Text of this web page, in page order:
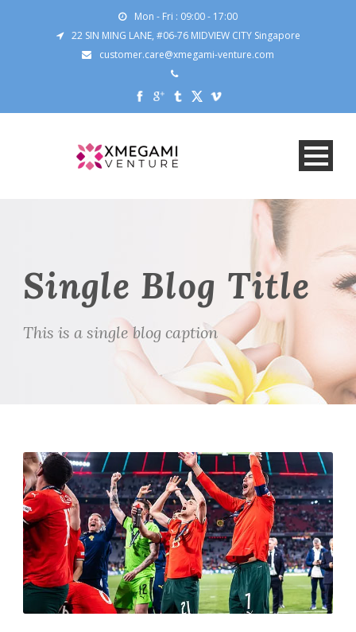
Mon - Fri : 09:00 - 17:00
22 SIN MING LANE, #06-76 MIDVIEW CITY Singapore
customer.care@xmegami-venture.com
Single Blog Title
This is a single blog caption